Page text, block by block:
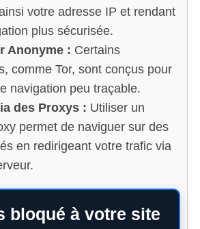
votre adresse IP et rendant
plus sécurisée.
Anonyme : Certains
comme Tor, sont conçus pour
navigation peu traçable.
des Proxys : Utiliser un
permet de naviguer sur des
en redirigeant votre trafic via
bloqué à votre site